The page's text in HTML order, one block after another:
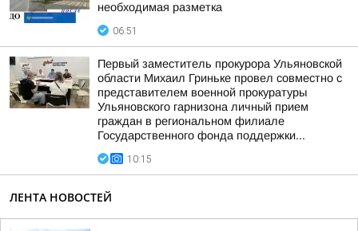
необходимая разметка
06:51
Первый заместитель прокурора Ульяновской
области Михаил Гриньке провел совместно с
представителем военной прокуратуры
Ульяновского гарнизона личный прием
граждан в региональном филиале
Государственного фонда поддержки...
10:15
ЛЕНТА НОВОСТЕЙ